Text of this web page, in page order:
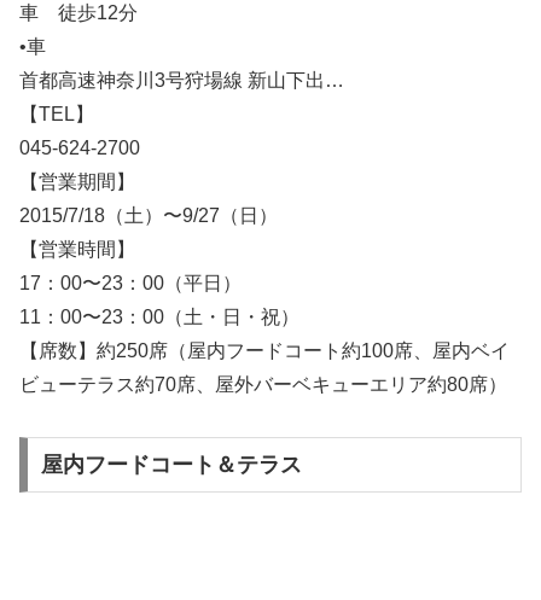
車 徒歩12分
•車
首都高速神奈川3号狩場線 新山下出…
【TEL】
045-624-2700
【営業期間】
2015/7/18（土）〜9/27（日）
【営業時間】
17：00〜23：00（平日）
11：00〜23：00（土・日・祝）
【席数】約250席（屋内フードコート約100席、屋内ベイ
ビューテラス約70席、屋外バーベキューエリア約80席）
屋内フードコート＆テラス